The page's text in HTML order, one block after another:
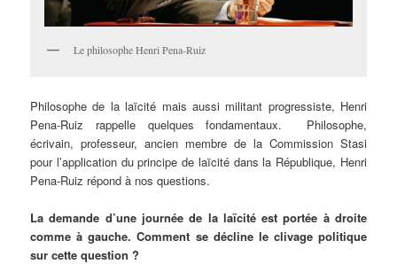
Le philosophe Henri Pena-Ruiz
Philosophede la laïcité mais aussi militant progressiste, Henri
Pena-Ruiz rappelle quelques fondamentaux. Philosophe,
écrivain, professeur, ancien membre de la Commission Stasi
pour l’application du principe de laïcité dans la République, Henri
Pena-Ruiz répond à nos questions.
La demande d’une journée de la laïcité est portée à droite
comme à gauche. Comment se décline le clivage politique
sur cette question ?